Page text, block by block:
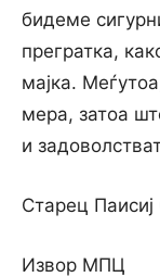
бидеме
прегратка,
мајка.
мера, затоа
и
Старец
Извор МПЦ